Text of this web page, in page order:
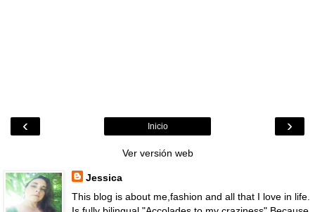
‹ ›
Inicio
Ver versión web
Jessica
This blog is about me,fashion and all that I love in life.